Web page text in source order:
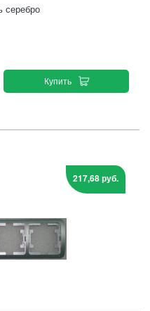
серебро
Купить
217,68 руб.